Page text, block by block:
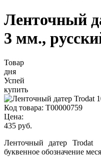
Ленточный
3 мм.,
Товар
дня
Успей
купить
Код товара: Т00000759
Цена:
435 руб.
Ленточный датер
буквенное обозначение